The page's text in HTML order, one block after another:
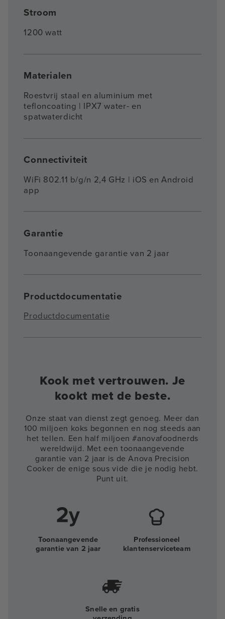
Stroom
1200 watt
Materialen
Roestvrij staal en aluminium met
tefloncoating | IPX7 water- en
spatwaterdicht
Connectiviteit
WiFi 802.11 b/g/n 2,4 GHz | iOS en Android
app
Garantie
Toonaangevende garantie van 2 jaar
Productdocumentatie
Productdocumentatie
Kook met vertrouwen. Je
kookt met de beste.
Onze staat van dienst zegt genoeg. Meer dan
100 miljoen koks begonnen en nog steeds aan
het tellen. Een half miljoen #anovafoodnerds
wereldwijd. Met een toonaangevende
garantie van 2 jaar is de Anova Precision
Cooker de enige sous vide die je nodig hebt.
Punt uit.
Toonaangevende
garantie van 2 jaar
Professioneel
klantenserviceteam
Snelle en gratis